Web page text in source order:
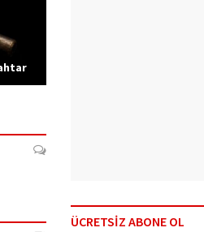
ÜCRETSİZ ABONE OL